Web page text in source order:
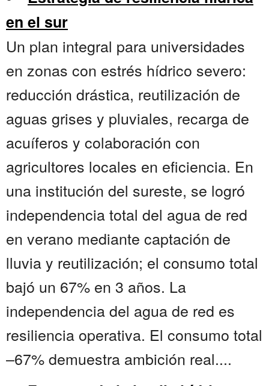
en el sur
Un plan integral para universidades
en zonas con estrés hídrico severo:
reducción drástica, reutilización de
aguas grises y pluviales, recarga de
acuíferos y colaboración con
agricultores locales en eficiencia. En
una institución del sureste, se logró
independencia total del agua de red
en verano mediante captación de
lluvia y reutilización; el consumo total
bajó un 67% en 3 años. La
independencia del agua de red es
resiliencia operativa. El consumo total
–67% demuestra ambición real....